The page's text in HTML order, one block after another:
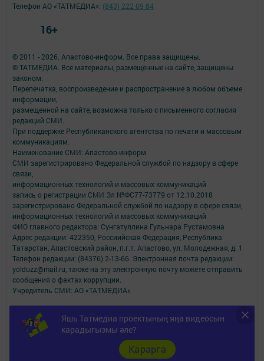
Яшь Татмедиа проектының яңа видеосын
карадыгызмы әле?
Карарга
© 2011 - 2026. Апастово-информ. Все права защищены.
© ТАТМЕДИА. Все материалы, размещенные на сайте, защищены
законом.
Перепечатка, воспроизведение и распространение в любом объеме
информации,
размещенной на сайте, возможна только с письменного согласия
редакций СМИ.
При поддержке Республиканского агентства по печати и массовым
коммуникациям.
Наименование СМИ: Апастово-информ
СМИ зарегистрировано Федеральной службой по надзору в сфере
связи,
информационных технологий и массовых коммуникаций
запись о регистрации СМИ Эл №ФС77-73779 от 12.10.2018
зарегистрировано Федеральной службой по надзору в сфере связи,
информационных технологий и массовых коммуникаций
ФИО главного редактора: Сунгатуллина Гульнара Рустамовна
Адрес редакции: 422350, Россиийская Федерация, Республика
Татарстан, Апастовский район, п.г.т. Апастово, ул. Молодежная, д. 1
Телефон редакции: (84376) 2-13-66. Электронная почта редакции:
yolduzz@mail.ru, также на эту электронную почту можете отправить
сообщения о фактах коррупции.
Учредитель СМИ: АО «ТАТМЕДИА»
Антикоррупционная политика
АО «ТАТМЕДИА» использует «cookie»для персонализации сервисов и
удобства пользователей сайтом.
Использование «cookie» можно отменить в настройках браузера.
Политика конфиденциальности
Телефон АО «ТАТМЕДИА»: (843) 222 09 84
16+